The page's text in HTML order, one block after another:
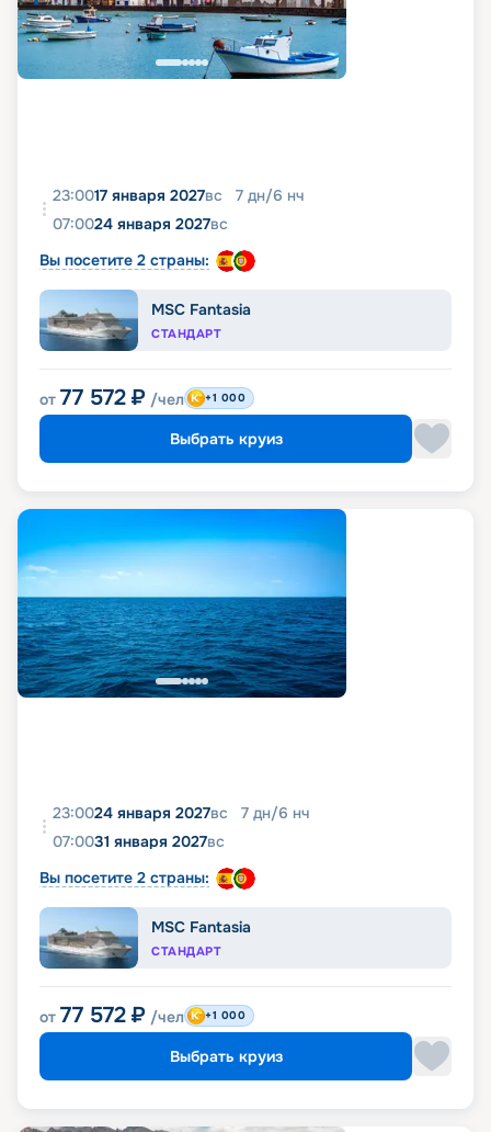
23:0017 января 2027вс 7 дн/6 нч
07:0024 января 2027вс
Вы посетите 2 страны:
MSC Fantasia
СТАНДАРТ
от 77 572 ₽ /чел +1 000
Выбрать круиз
23:0024 января 2027вс 7 дн/6 нч
07:0031 января 2027вс
Вы посетите 2 страны:
MSC Fantasia
СТАНДАРТ
от 77 572 ₽ /чел +1 000
Выбрать круиз